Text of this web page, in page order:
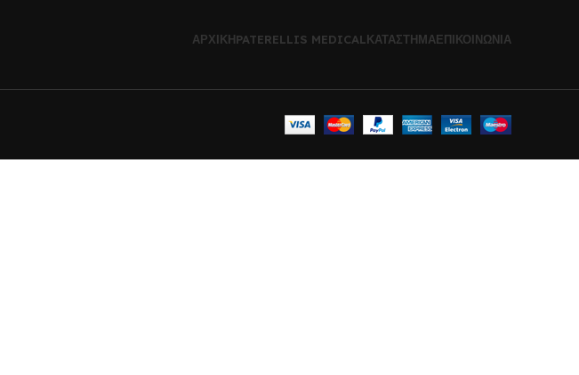
ΑΡΧΙΚΉPATERELLIS MEDICALΚΑΤΆΣΤΗΜΑΕΠΙΚΟΙΝΩΝΊΑ